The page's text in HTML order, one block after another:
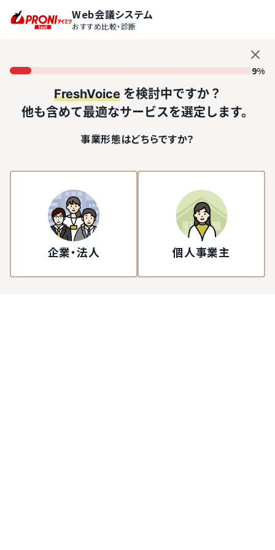
Web会議システム
おすすめ比較・診断
9%
FreshVoiceを検討中ですか？
他も含めて最適なサービスを選定します。
事業形態はどちらですか？
企業・法人 個人事業主